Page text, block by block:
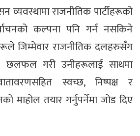
राजनीतिक पार्टीहरूको
कल्पना पनि गर्न नसकिने
जिम्मेवार राजनीतिक दलहरुसँग
छलफल गरी उनीहरूलाई साथमा
स्वच्छ, निष्पक्ष र
माहोल तयार गर्नुपर्नेमा जोड दिए